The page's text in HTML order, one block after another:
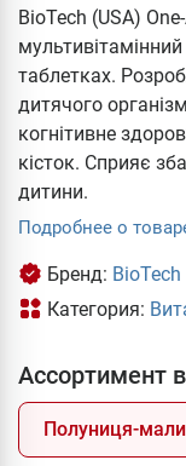
BioTech (USA)
таблетках.
дитячого
когнітивне
кісток. Сприяє
дитини.
Подробнее о
Бренд: BioTech
Категория:
Ассортимент
Полуниця-